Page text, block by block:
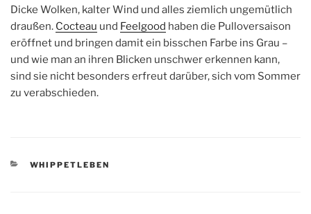
Dicke Wolken, kalter Wind und alles ziemlich ungemütlich
draußen. Cocteau und Feelgood haben die Pulloversaison
eröffnet und bringen damit ein bisschen Farbe ins Grau –
und wie man an ihren Blicken unschwer erkennen kann,
sind sie nicht besonders erfreut darüber, sich vom Sommer
zu verabschieden.
KATEGORIEN
WHIPPETLEBEN